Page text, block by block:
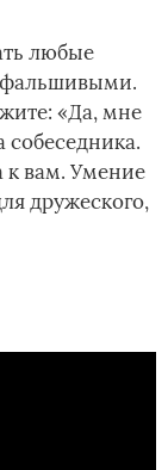
любые
фальшивыми.
«Да, мне
собеседника.
к вам. Умение
дружеского,